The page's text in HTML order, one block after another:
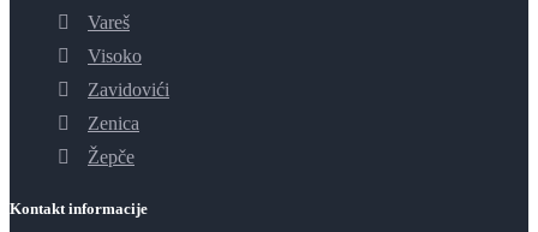
Vareš
Visoko
Zavidovići
Zenica
Žepče
Kontakt informacije